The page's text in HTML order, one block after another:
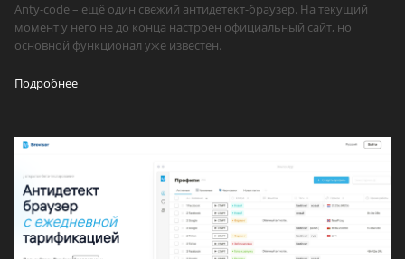
Anty-code – ещё один свежий антидетект-браузер. На текущий
момент у него не до конца настроен официальный сайт, но
основной функционал уже известен.
Подробнее